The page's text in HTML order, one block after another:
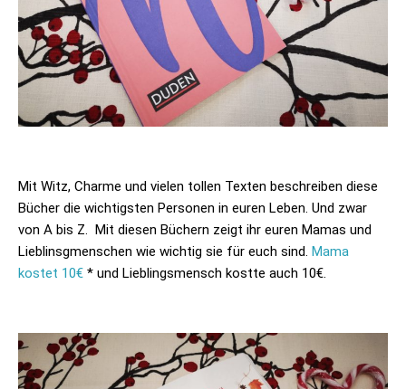
Mit Witz, Charme und vielen tollen Texten beschreiben diese
Bücher die wichtigsten Personen in euren Leben. Und zwar
von A bis Z. Mit diesen Büchern zeigt ihr euren Mamas und
Lieblinsgmenschen wie wichtig sie für euch sind. Mama
kostet 10€ * und Lieblingsmensch kostte auch 10€.